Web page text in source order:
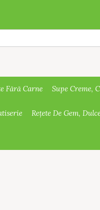
Fără Carne Supe Creme,
Rețete De Gem,